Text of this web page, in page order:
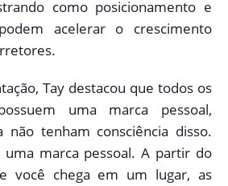
como posicionamento e
acelerar o crescimento
Tay destacou que todos os
uma marca pessoal,
não tenham consciência disso.
uma marca pessoal. A partir do
você chega em um lugar, as